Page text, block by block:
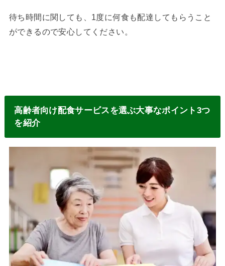
待ち時間に関しても、1度に何食も配達してもらうこと
ができるので安心してください。
高齢者向け配食サービスを選ぶ大事なポイント3つ
を紹介